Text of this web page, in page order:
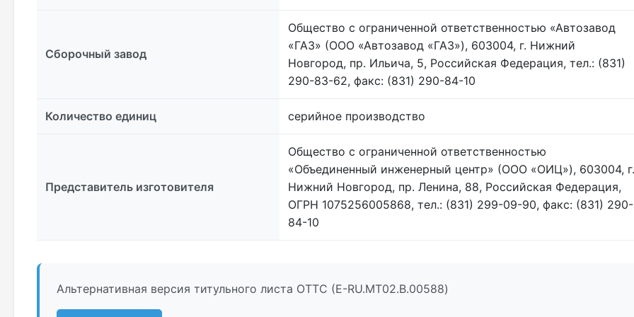
Сборочный завод
Общество с ограниченной ответственностью «Автозавод
«ГАЗ» (ООО «Автозавод «ГАЗ»), 603004, г. Нижний
Новгород, пр. Ильича, 5, Российская Федерация, тел.: (831)
290-83-62, факс: (831) 290-84-10
Количество единиц серийное производство
Представитель изготовителя
Общество с ограниченной ответственностью
«Объединенный инженерный центр» (ООО «ОИЦ»), 603004, г.
Нижний Новгород, пр. Ленина, 88, Российская Федерация,
ОГРН 1075256005868, тел.: (831) 299-09-90, факс: (831) 290-
84-10
Альтернативная версия титульного листа ОТТС (E-RU.MT02.B.00588)